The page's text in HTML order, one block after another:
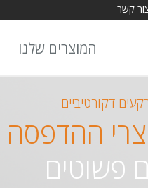
קשר
המוצרים שלנו
דקורטיביים
ההדפסה
פשוטים